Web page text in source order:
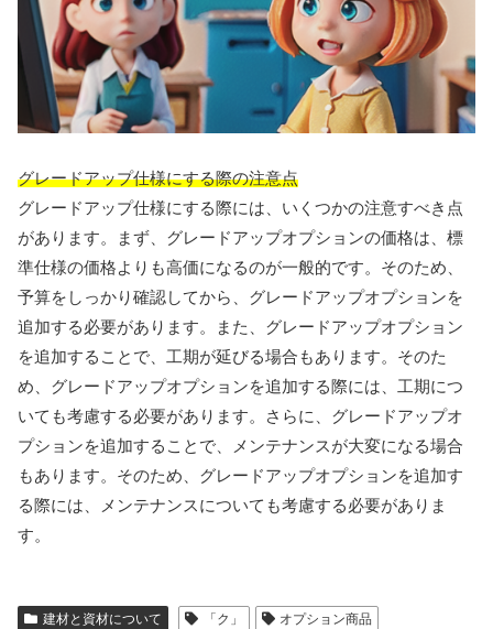
グレードアップ仕様にする際の注意点
グレードアップ仕様にする際には、いくつかの注意すべき点
があります。まず、グレードアップオプションの価格は、標
準仕様の価格よりも高価になるのが一般的です。そのため、
予算をしっかり確認してから、グレードアップオプションを
追加する必要があります。また、グレードアップオプション
を追加することで、工期が延びる場合もあります。そのた
め、グレードアップオプションを追加する際には、工期につ
いても考慮する必要があります。さらに、グレードアップオ
プションを追加することで、メンテナンスが大変になる場合
もあります。そのため、グレードアップオプションを追加す
る際には、メンテナンスについても考慮する必要がありま
す。
建材と資材について 「ク」
オプション商品